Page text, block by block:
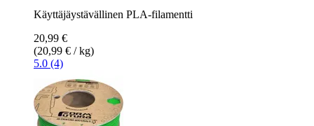
Käyttäjäystävällinen PLA-filamentti
20,99 €
(20,99 € / kg)
5.0 (4)